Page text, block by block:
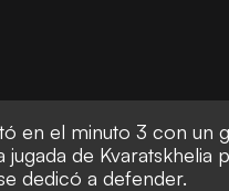
en el minuto 3 con un
jugada de Kvaratskhelia
dedicó a defender.